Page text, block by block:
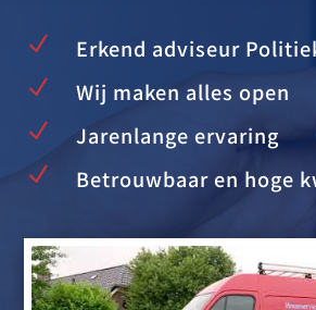
N Erkend adviseur
N Wij maken alles open
N Jarenlange ervaring
N Betrouwbaar en hoge